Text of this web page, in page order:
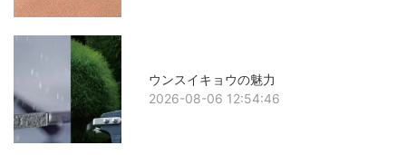
ウンスイキョウの魅力
2026-08-06 12:54:46